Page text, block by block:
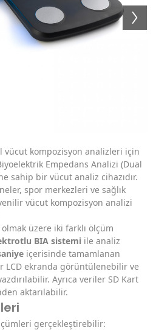
vücut kompozisyon analizleri için
Empedans Analizi (Dual
sahip bir vücut analiz cihazıdır.
spor merkezleri ve sağlık
vücut kompozisyon analizi
olmak üzere iki farklı ölçüm
BIA sistemi ile analiz
içerisinde tamamlanan
LCD ekranda görüntülenebilir ve
Ayrıca veriler SD Kart
aktarılabilir.
gerçekleştirebilir: